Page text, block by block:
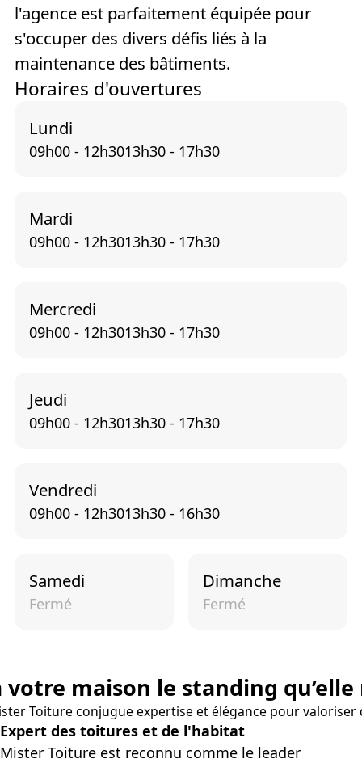
l'agence est parfaitement équipée pour
s'occuper des divers défis liés à la
maintenance des bâtiments.
Horaires d'ouvertures
Lundi
09h00 - 12h3013h30 - 17h30
Mardi
09h00 - 12h3013h30 - 17h30
Mercredi
09h00 - 12h3013h30 - 17h30
Jeudi
09h00 - 12h3013h30 - 17h30
Vendredi
09h00 - 12h3013h30 - 16h30
Samedi
Fermé
Dimanche
Fermé
votre maison le standing
Toiture conjugue expertise et élégance pour
Expert des toitures et de l'habitat
Mister Toiture est reconnu comme le leader